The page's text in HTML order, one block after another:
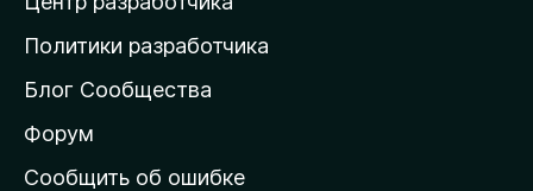
д
о
а
ш
н
Политики разработчика
Блог Сообщества
Форум
Сообщить об ошибке